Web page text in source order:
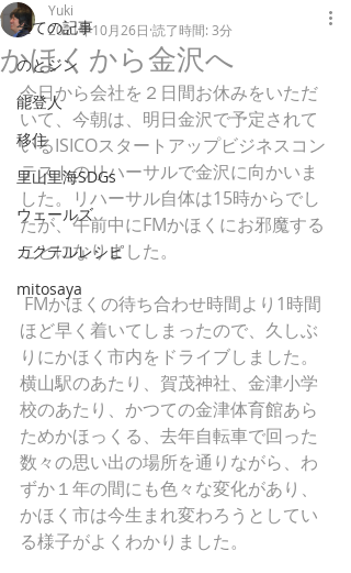
全ての記事
のとジン
能登人
移住
里山里海SDGs
ウェールズ
カクテルレシピ
mitosaya
かほくから金沢へ
Yuki
2021年10月26日 読了時間: 3分
今日から会社を２日間お休みをいただ
いて、今朝は、明日金沢で予定されて
いるISICOスタートアップビジネスコン
テストのリハーサルで金沢に向かいま
した。リハーサル自体は15時からでし
たが、午前中にFMかほくにお邪魔する
ことになりました。
ほど早く着いてしまったので、久しぶ
りにかほく市内をドライブしました。
横山駅のあたり、賀茂神社、金津小学
校のあたり、かつての金津体育館あら
ためかほっくる、去年自転車で回った
数々の思い出の場所を通りながら、わ
ずか１年の間にも色々な変化があり、
かほく市は今生まれ変わろうとしてい
る様子がよくわかりました。